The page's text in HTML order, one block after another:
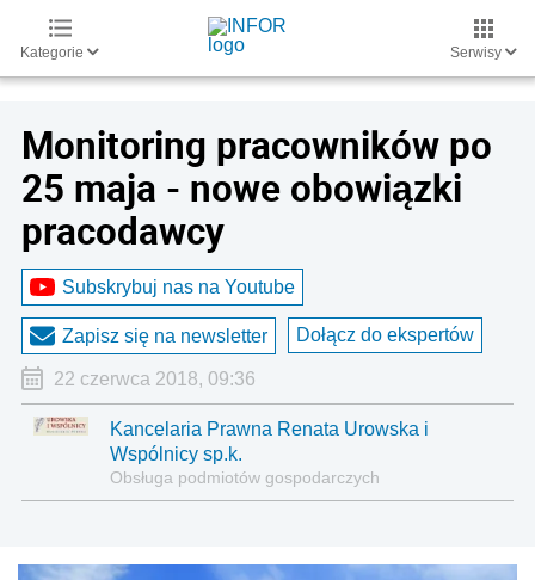
Kategorie Serwisy
Monitoring pracowników po
25 maja - nowe obowiązki
pracodawcy
Subskrybuj nas na Youtube
Zapisz się na newsletter Dołącz do ekspertów
22 czerwca 2018, 09:36
Kancelaria Prawna Renata Urowska i
Wspólnicy sp.k.
Obsługa podmiotów gospodarczych